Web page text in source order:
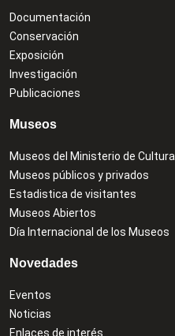
Documentación
Conservación
Exposición
Investigación
Publicaciones
Museos
Museos del Ministerio de Cultura
Museos públicos y privados
Estadistica de visitantes
Museos Abiertos
Día Internacional de los Museos
Novedades
Eventos
Noticias
Enlaces de interés